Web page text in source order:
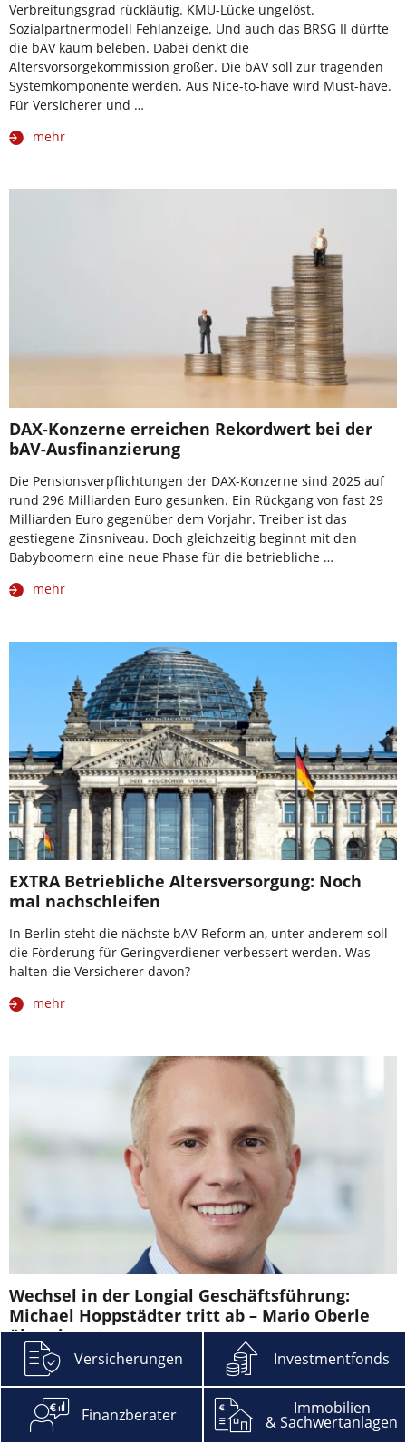
Verbreitungsgrad rückläufig. KMU-Lücke ungelöst.
Sozialpartnermodell Fehlanzeige. Und auch das BRSG II dürfte
die bAV kaum beleben. Dabei denkt die
Altersvorsorgekommission größer. Die bAV soll zur tragenden
Systemkomponente werden. Aus Nice-to-have wird Must-have.
Für Versicherer und …
mehr
DAX-Konzerne erreichen Rekordwert bei der
bAV-Ausfinanzierung
Die Pensionsverpflichtungen der DAX-Konzerne sind 2025 auf
rund 296 Milliarden Euro gesunken. Ein Rückgang von fast 29
Milliarden Euro gegenüber dem Vorjahr. Treiber ist das
gestiegene Zinsniveau. Doch gleichzeitig beginnt mit den
Babyboomern eine neue Phase für die betriebliche …
mehr
EXTRA Betriebliche Altersversorgung: Noch
mal nachschleifen
In Berlin steht die nächste bAV-Reform an, unter anderem soll
die Förderung für Geringverdiener verbessert werden. Was
halten die Versicherer davon?
mehr
Wechsel in der Longial Geschäftsführung:
Michael Hoppstädter tritt ab – Mario Oberle
übernimmt
Michael Hoppstädter tritt Ende September bei Longial als
Geschäftsführer ab. Nachfolger ist Mario Oberle. Der ist bereits
zum 1. Juli 2022 in die Geschäftsführung des Ergo
Pensionsberaters eingetreten. Bis zum 30. September 2022
Versicherungen Investmentfonds
Finanzberater Immobilien
& Sachwertanlagen